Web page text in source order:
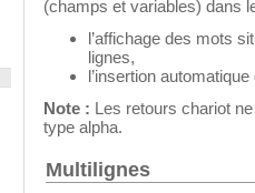
(champs et variables) dans
l’affichage des mots
lignes,
l’insertion
Note : Les retours chariot
type alpha.
Multilignes